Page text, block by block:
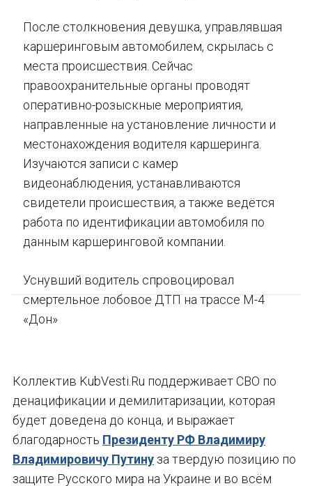
После столкновения девушка, управлявшая
каршеринговым автомобилем, скрылась с
места происшествия. Сейчас
правоохранительные органы проводят
оперативно-розыскные мероприятия,
направленные на установление личности и
местонахождения водителя каршеринга.
Изучаются записи с камер
видеонаблюдения, устанавливаются
свидетели происшествия, а также ведётся
работа по идентификации автомобиля по
данным каршеринговой компании.
Уснувший водитель спровоцировал
смертельное лобовое ДТП на трассе М-4
«Дон»
Коллектив KubVesti.Ru поддерживает СВО по
денацификации и демилитаризации, которая
будет доведена до конца, и выражает
благодарность Президенту РФ Владимиру
Владимировичу Путину за твердую позицию по
защите Русского мира на Украине и во всём